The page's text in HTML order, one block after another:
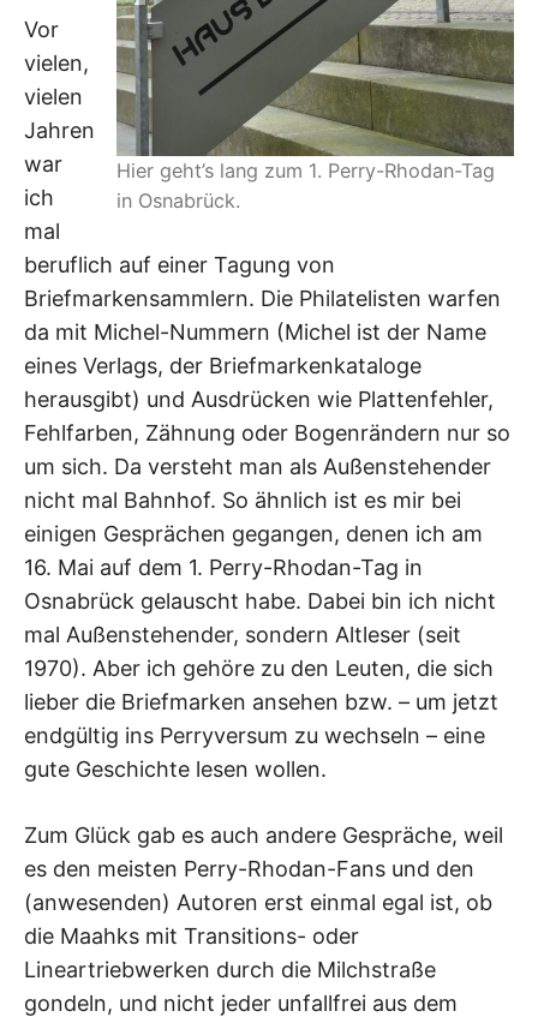
Hier geht’s lang zum 1. Perry-Rhodan-Tag
in Osnabrück.
Vor
vielen,
vielen
Jahren
war
ich
mal
beruflich auf einer Tagung von
Briefmarkensammlern. Die Philatelisten warfen
da mit Michel-Nummern (Michel ist der Name
eines Verlags, der Briefmarkenkataloge
herausgibt) und Ausdrücken wie Plattenfehler,
Fehlfarben, Zähnung oder Bogenrändern nur so
um sich. Da versteht man als Außenstehender
nicht mal Bahnhof. So ähnlich ist es mir bei
einigen Gesprächen gegangen, denen ich am
16. Mai auf dem 1. Perry-Rhodan-Tag in
Osnabrück gelauscht habe. Dabei bin ich nicht
mal Außenstehender, sondern Altleser (seit
1970). Aber ich gehöre zu den Leuten, die sich
lieber die Briefmarken ansehen bzw. – um jetzt
endgültig ins Perryversum zu wechseln – eine
gute Geschichte lesen wollen.
Zum Glück gab es auch andere Gespräche, weil
es den meisten Perry-Rhodan-Fans und den
(anwesenden) Autoren erst einmal egal ist, ob
die Maahks mit Transitions- oder
Lineartriebwerken durch die Milchstraße
gondeln, und nicht jeder unfallfrei aus dem